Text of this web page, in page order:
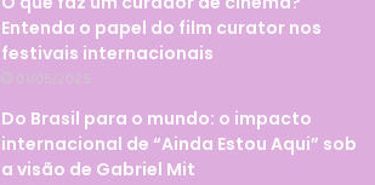
Entenda o papel do film curator nos
festivais internacionais
01/05/2025
Do Brasil para o mundo: o impacto
internacional de “Ainda Estou Aqui” sob
a visão de Gabriel Mit